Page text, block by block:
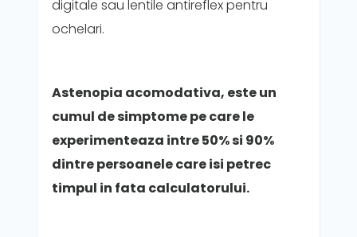
digitale sau lentile antireflex pentru
ochelari.
Astenopia acomodativa, este un
cumul de simptome pe care le
experimenteaza intre 50% si 90%
dintre persoanele care isi petrec
timpul in fata calculatorului.